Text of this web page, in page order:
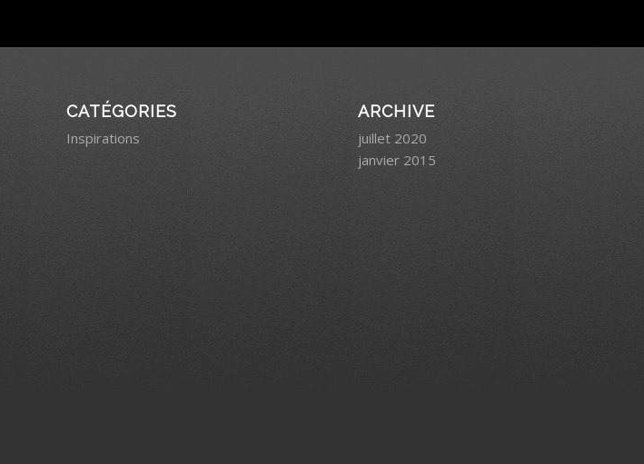
CATÉGORIES
Inspirations
ARCHIVE
juillet 2020
janvier 2015